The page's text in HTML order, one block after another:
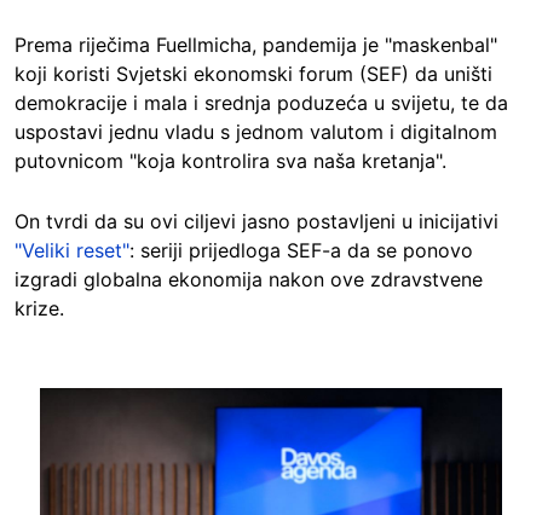
Prema riječima Fuellmicha, pandemija je "maskenbal"
koji koristi Svjetski ekonomski forum (SEF) da uništi
demokracije i mala i srednja poduzeća u svijetu, te da
uspostavi jednu vladu s jednom valutom i digitalnom
putovnicom "koja kontrolira sva naša kretanja".
On tvrdi da su ovi ciljevi jasno postavljeni u inicijativi
"Veliki reset": seriji prijedloga SEF-a da se ponovo
izgradi globalna ekonomija nakon ove zdravstvene
krize.